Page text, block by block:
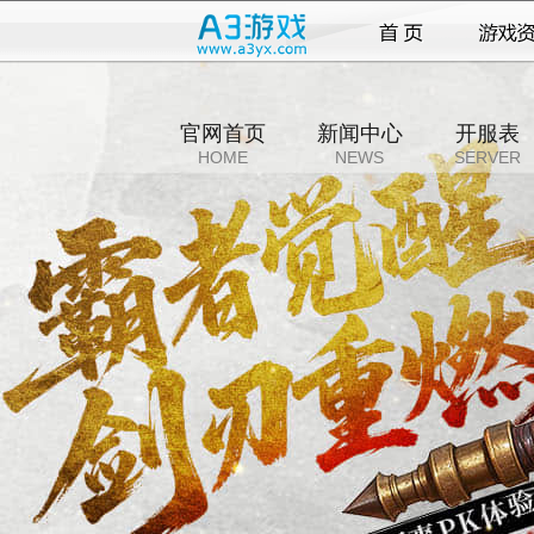
官网首页
HOME
新闻中心
NEWS
开服表
SERVER